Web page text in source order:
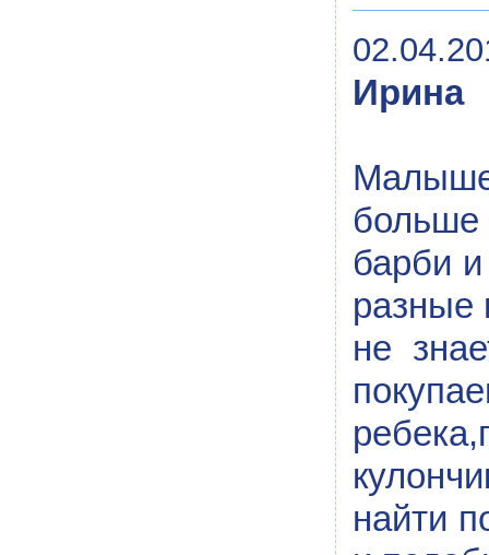
Ирина
барби
разные
не
найти